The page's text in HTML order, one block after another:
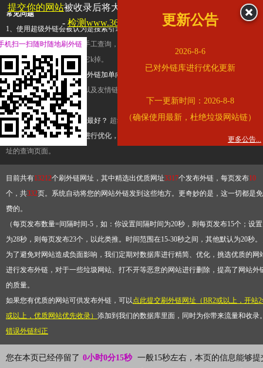
常见问题
1、使用超级外链会被认为是搜索引擎优化作弊吗？ 超级外链只是一个简便而集成
查询工具，模拟的是正常手工查询，不是作弊。如果是作弊，那您可以使用超级外
推广竞争对手的网址，让它k掉。
2、网站优化单纯依靠超级外链加单向链接可行吗？
链，需要结合普通的外链以及友情链接，您可以到站长论坛发布外链，到友情链接
台交换友情链接。
3、如何使用超级外链效果最好？ 超级外链不同于普通的外链，它是动态的链接，
有频繁使用超级外链工具进行优化，才能获得稳定的外链
，最终使搜索引擎收录带
址的查询页面。
目前共有13212个刷外链网址，其中精选出优质网址3317个发布外链，每页发布10
个，共332页。系统自动将您的网站外链发到这些地方。更奇妙的是，这一切都是免
费的。
（每页发布数量=间隔时间-5，如：你设置间隔时间为20秒，则每页发布15个；设置
为28秒，则每页发布23个，以此类推。时间范围在15-30秒之间，其他默认为20秒
为了避免对网站造成负面影响，我们定期对数据库进行精简、优化，挑选优质的网
进行发布外链，对于一些垃圾网站、打不开等恶意的网站进行删除，提高了网站外
的质量。
如果您有优质的网站可供发布外链，可以点此提交刷外链网址（BR2或以上，开站
或以上，优质网站优先收录） 添加到我们的数据库里面，同时为你带来流量和收录
错误外链纠正
您在本页已经停留了 0小时0分15秒 一般15秒左右，本页的信息能够提
提交你的网站被收录后将大幅提升流量和外链，
查看展示页面
- 检测www.360kuai.com是否收录
更新公告
2026-8-6
已对外链库进行优化更新
下一更新时间：2026-8-8
（确保使用最新，杜绝垃圾网站链）
更多公告...
机扫一扫随时随地刷外链